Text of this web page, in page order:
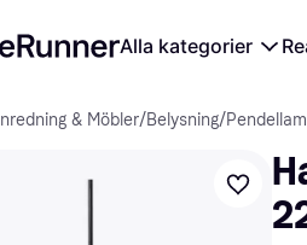
Alla kategorier
Inredning & Möbler/Belysning/